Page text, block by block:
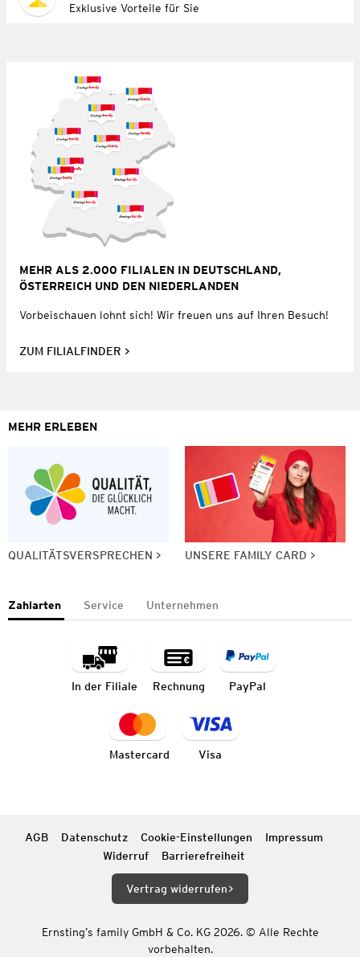
Exklusive Vorteile für Sie
MEHR ALS 2.000 FILIALEN IN DEUTSCHLAND,
ÖSTERREICH UND DEN NIEDERLANDEN
Vorbeischauen lohnt sich! Wir freuen uns auf Ihren Besuch!
ZUM FILIALFINDER
MEHR ERLEBEN
QUALITÄTSVERSPRECHEN UNSERE FAMILY CARD
Zahlarten Service Unternehmen
In der Filiale Rechnung PayPal
Mastercard Visa
AGB Datenschutz Cookie-Einstellungen
Impressum
Widerruf
Barrierefreiheit
Vertrag widerrufen
Ernsting’s family GmbH & Co. KG 2026. © Alle Rechte
vorbehalten.